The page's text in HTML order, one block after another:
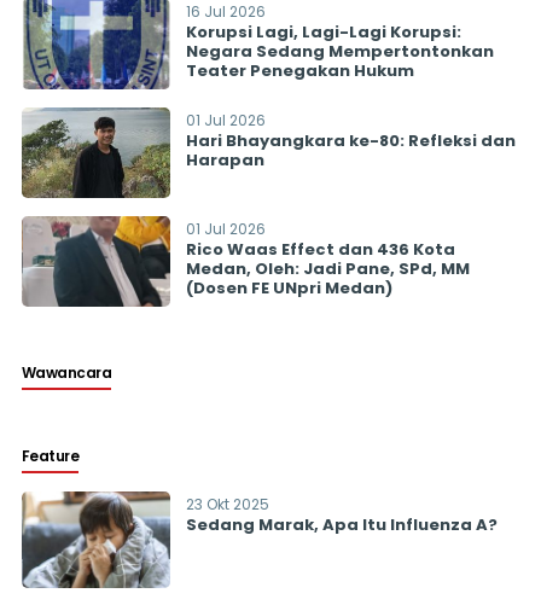
16 Jul 2026
Korupsi Lagi, Lagi-Lagi Korupsi:
Negara Sedang Mempertontonkan
Teater Penegakan Hukum
01 Jul 2026
Hari Bhayangkara ke-80: Refleksi dan
Harapan
01 Jul 2026
Rico Waas Effect dan 436 Kota
Medan, Oleh: Jadi Pane, SPd, MM
(Dosen FE UNpri Medan)
Wawancara
Feature
23 Okt 2025
Sedang Marak, Apa Itu Influenza A?